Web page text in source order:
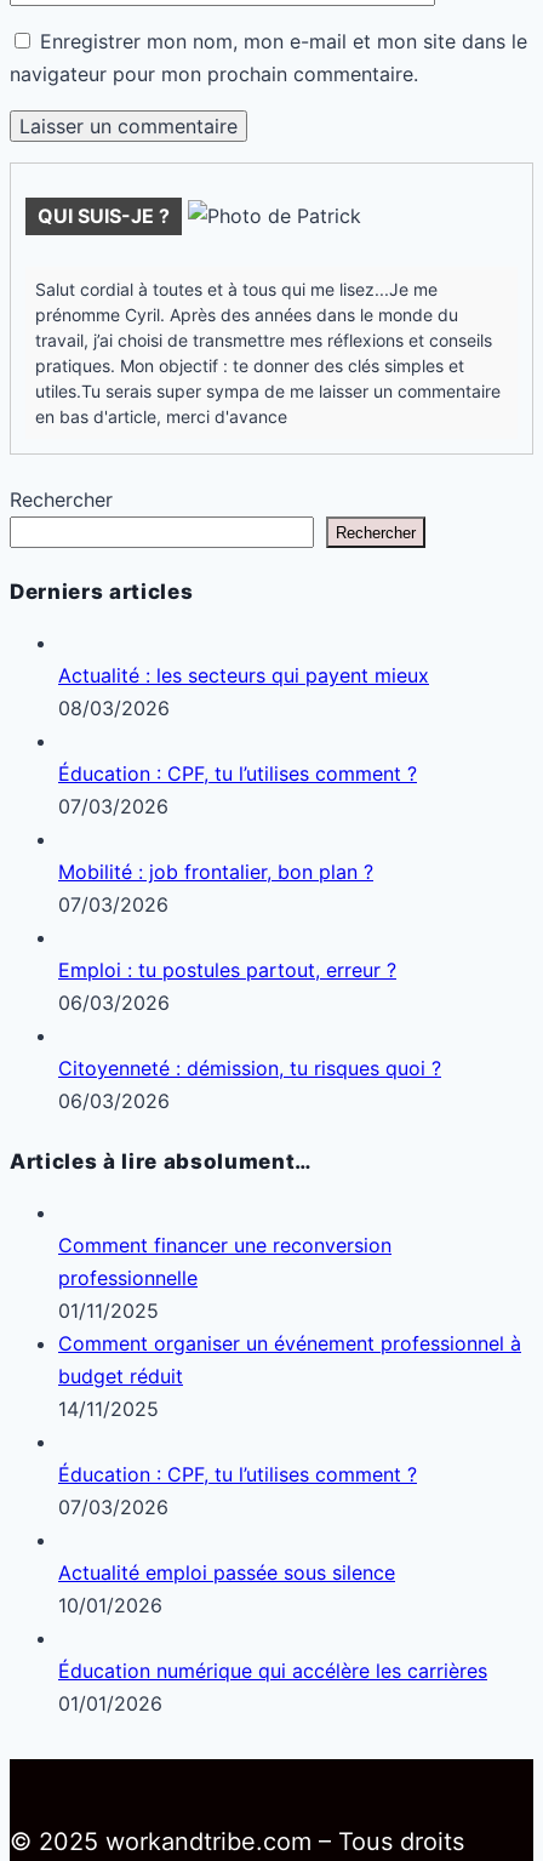
Enregistrer mon nom, mon e-mail et mon site dans le
navigateur pour mon prochain commentaire.
QUI SUIS-JE ?
Salut cordial à toutes et à tous qui me lisez...Je me
prénomme Cyril. Après des années dans le monde du
travail, j’ai choisi de transmettre mes réflexions et conseils
pratiques. Mon objectif : te donner des clés simples et
utiles.Tu serais super sympa de me laisser un commentaire
en bas d'article, merci d'avance
Rechercher
Rechercher
Derniers articles
Actualité : les secteurs qui payent mieux
08/03/2026
Éducation : CPF, tu l’utilises comment ?
07/03/2026
Mobilité : job frontalier, bon plan ?
07/03/2026
Emploi : tu postules partout, erreur ?
06/03/2026
Citoyenneté : démission, tu risques quoi ?
06/03/2026
Articles à lire absolument…
Comment financer une reconversion
professionnelle
01/11/2025
Comment organiser un événement professionnel à
budget réduit
14/11/2025
Éducation : CPF, tu l’utilises comment ?
07/03/2026
Actualité emploi passée sous silence
10/01/2026
Éducation numérique qui accélère les carrières
01/01/2026
© 2025 workandtribe.com – Tous droits